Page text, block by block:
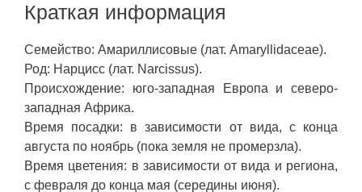
Краткая информация
Семейство: Амариллисовые (лат. Amaryllidaceae).
Род: Нарцисс (лат. Narcissus).
Происхождение: юго-западная Европа и северо-
западная Африка.
Время посадки: в зависимости от вида, с конца
августа по ноябрь (пока земля не промерзла).
Время цветения: в зависимости от вида и региона,
с февраля до конца мая (середины июня).